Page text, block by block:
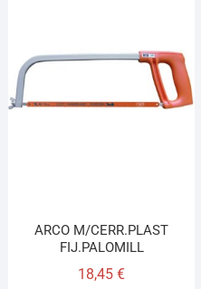
ARCO M/CERR.PLAST
FIJ.PALOMILL
18,45€